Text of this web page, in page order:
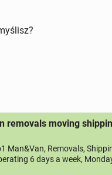
removals moving
Man&Van, Removals,
6 days a week,